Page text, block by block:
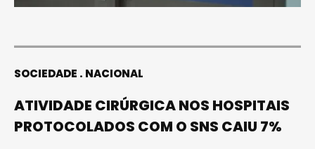
SOCIEDADE NACIONAL
ATIVIDADE CIRÚRGICA NOS HOSPITAIS
PROTOCOLADOS COM O SNS CAIU 7%